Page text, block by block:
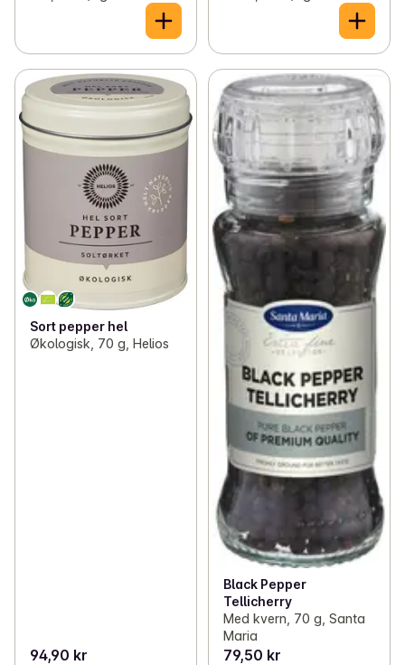
Sort pepper hel
Økologisk, 70 g, Helios
94,90 kr
Black Pepper
Tellicherry
Med kvern, 70 g, Santa
Maria
79,50 kr